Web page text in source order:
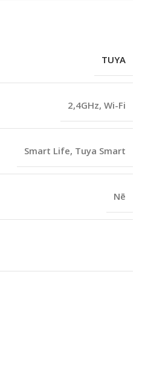
TUYA
2,4GHz, Wi-Fi
Smart Life, Tuya Smart
Nē